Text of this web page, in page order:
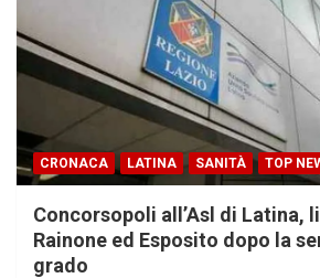
CRONACA LATINA SANITÀ TOP
Concorsopoli all’Asl di Latina,
Rainone ed Esposito dopo la
grado